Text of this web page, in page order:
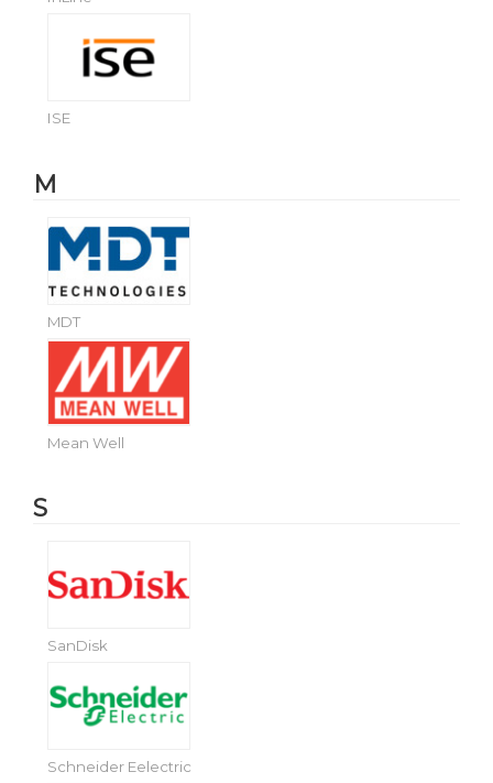
ISE
M
MDT
Mean Well
S
SanDisk
Schneider Eelectric